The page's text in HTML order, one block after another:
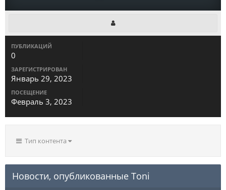
ПУБЛИКАЦИЙ
0
ЗАРЕГИСТРИРОВАН
Январь 29, 2023
ПОСЕЩЕНИЕ
Февраль 3, 2023
Тип контента
Новости, опубликованные Toni